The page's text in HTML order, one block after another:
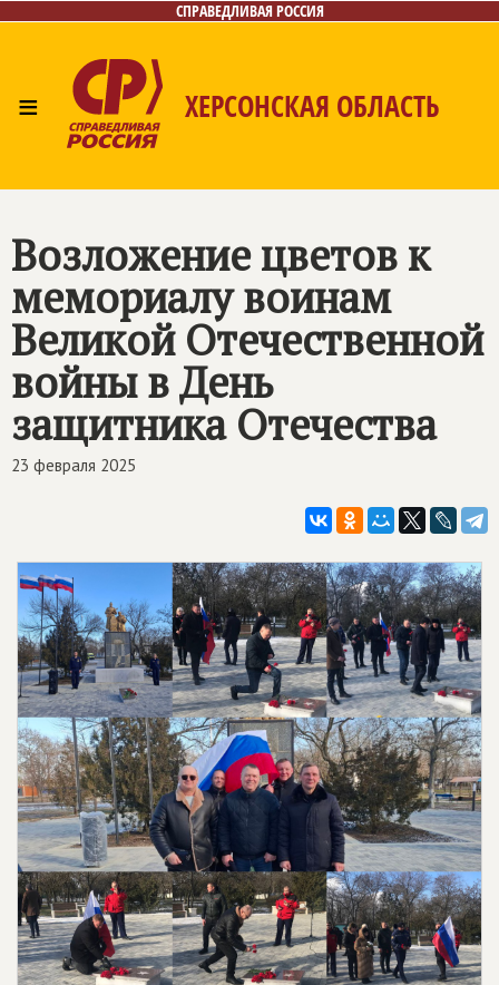
СПРАВЕДЛИВАЯ РОССИЯ
≡ ХЕРСОНСКАЯ ОБЛАСТЬ
Возложение цветов к
мемориалу воинам
Великой Отечественной
войны в День
защитника Отечества
23 февраля 2025